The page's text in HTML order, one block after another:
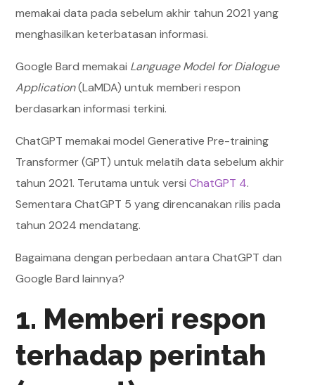
memakai data pada sebelum akhir tahun 2021 yang
menghasilkan keterbatasan informasi.
Google Bard memakai Language Model for Dialogue
Application(LaMDA) untuk memberi respon
berdasarkan informasi terkini.
ChatGPT memakai model Generative Pre-training
Transformer (GPT) untuk melatih data sebelum akhir
tahun 2021. Terutama untuk versiChatGPT 4.
Sementara ChatGPT 5 yang direncanakan rilis pada
tahun 2024 mendatang.
Bagaimana dengan perbedaan antara ChatGPT dan
Google Bard lainnya?
1. Memberi respon
terhadap perintah